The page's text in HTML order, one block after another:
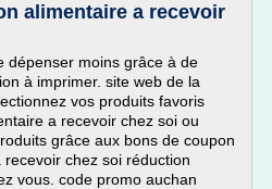
alimentaire a recevoir
dépenser moins grâce à de
à imprimer. site web de la
vos produits favoris
a recevoir chez soi ou
grâce aux bons de coupon
chez soi réduction
vous. code promo auchan